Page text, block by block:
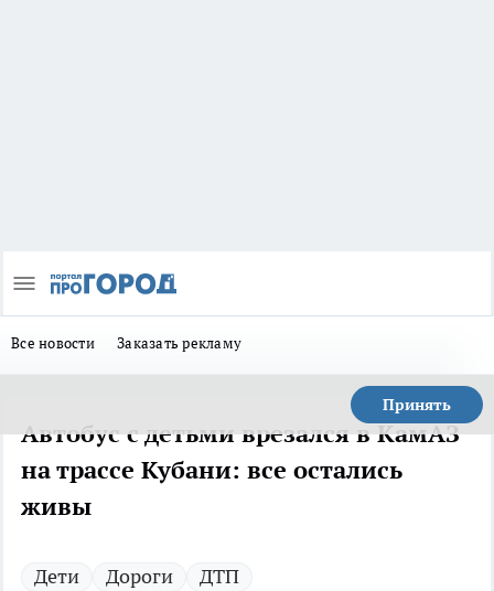
Все новости Заказать рекламу
Принять
Автобус с детьми врезался в КамАЗ
на трассе Кубани: все остались
живы
Дети Дороги ДТП